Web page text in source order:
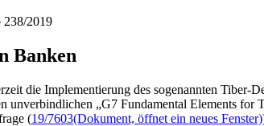
2019
Banken
die Implementierung des sogenannten
unverbindlichen „G7 Fundamental Elements
(19/7603(Dokument, öffnet ein neues Fenster)